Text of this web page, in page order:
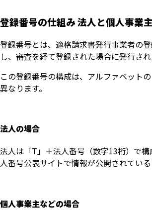
登録番号の仕組み 法人と個人事業
登録番号とは、適格請求書発行事業者の
し、審査を経て登録された場合に発行され
この登録番号の構成は、アルファベット
異なります。
法人の場合
法人は「T」＋法人番号（数字13桁）で
人番号公表サイトで情報が公開されてい
個人事業主などの場合